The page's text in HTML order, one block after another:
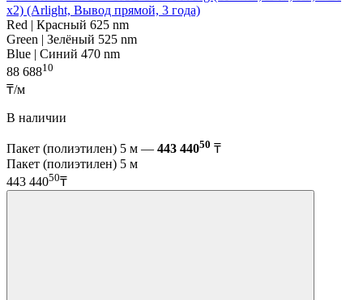
x2) (Arlight, Вывод прямой, 3 года)
Red | Красный 625 nm
Green | Зелёный 525 nm
Blue | Синий 470 nm
88 68810
₸/м
В наличии
Пакет (полиэтилен) 5 м — 443 44050 ₸
Пакет (полиэтилен) 5 м
443 44050₸